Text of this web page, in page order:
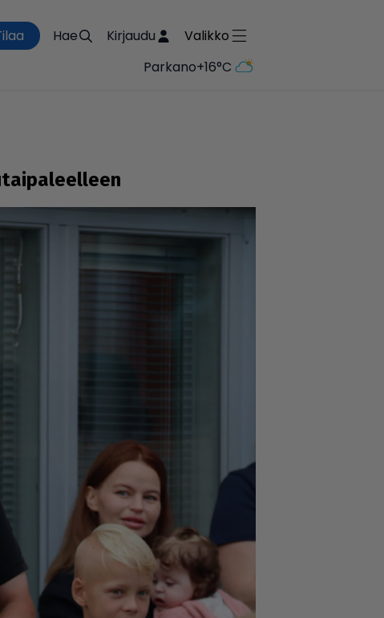
Hae Kirjaudu
Valikko
Parkano+16°C